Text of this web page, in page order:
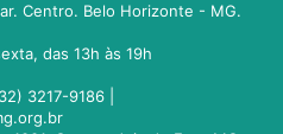
Centro. Belo Horizonte - MG.
das 13h às 19h
3217-9186 |